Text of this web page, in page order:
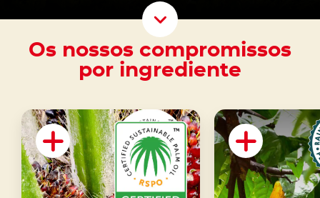
Scroll
Os nossos compromissos
por ingrediente